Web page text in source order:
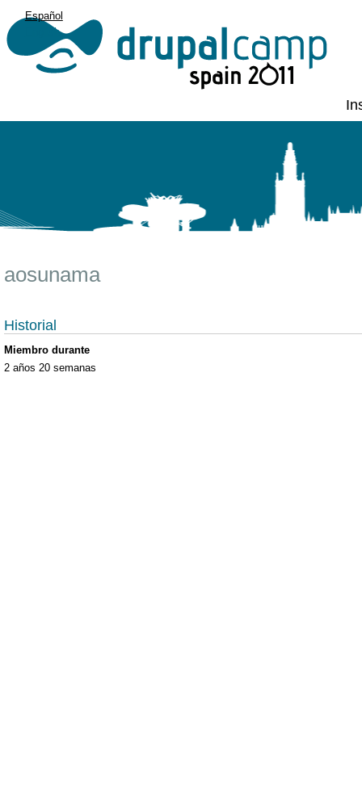
Español
English
aosunama
Historial
Miembro durante
2 años 20 semanas